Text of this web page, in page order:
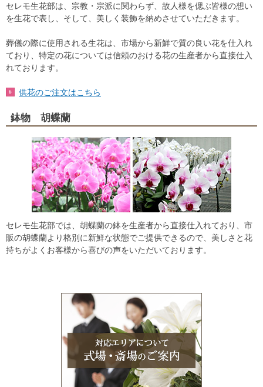
セレモ生花部は、宗教・宗派に関わらず、故人様を偲ぶ皆様の想い
を生花で表し、そして、美しく装飾を納めさせていただきます。
葬儀の際に使用される生花は、市場から新鮮で質の良い花を仕入れ
ており、特定の花については信頼のおける花の生産者から直接仕入
れております。
供花のご注文はこちら
鉢物 胡蝶蘭
セレモ生花部では、胡蝶蘭の鉢を生産者から直接仕入れており、市
販の胡蝶蘭より格別に新鮮な状態でご提供できるので、美しさと花
持ちがよくお客様から喜びの声をいただいております。